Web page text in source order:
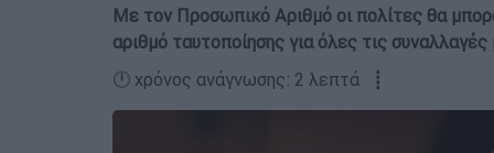
Με τον Προσωπικό Αριθμό οι πολίτες θα
αριθμό ταυτοποίησης για όλες τις
🕛 χρόνος ανάγνωσης: 2 λεπτά ┋